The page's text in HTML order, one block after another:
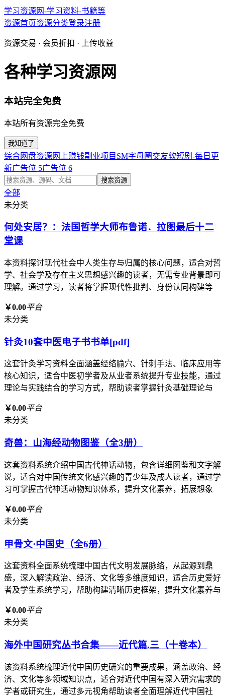
学习资源网-学习资料-书籍等
资源首页资源分类登录注册
资源交易 · 会员折扣 · 上传收益
各种学习资源网
本站完全免费
本站所有资源完全免费
我知道了
综合网盘资源 网上赚钱副业项目 SM字母圈交友软短剧-每日更
新广告位 5广告位 6
搜索资源
全部
未分类
何处安居？：法国哲学大师布鲁诺．拉图最后十二
堂课
本资料探讨现代社会中人类生存与归属的核心问题，适合对哲
学、社会学及存在主义思想感兴趣的读者，无需专业背景即可
理解。通过学习，读者将掌握现代性批判、身份认同构建等
￥0.00平台
未分类
针灸10套中医电子书书单[pdf]
这套针灸学习资料全面涵盖经络腧穴、针刺手法、临床应用等
核心知识，适合中医初学者及从业者系统提升专业技能，通过
理论与实践结合的学习方式，帮助读者掌握针灸基础理论与
￥0.00平台
未分类
奇兽：山海经动物图鉴（全3册）
这套资料系统介绍中国古代神话动物，包含详细图鉴和文字解
说，适合对中国传统文化感兴趣的青少年及成人读者，通过学
习可掌握古代神话动物知识体系，提升文化素养，拓展想象
￥0.00平台
未分类
甲骨文·中国史（全6册）
这套资料全面系统梳理中国古代文明发展脉络，从起源到鼎
盛，深入解读政治、经济、文化等多维度知识，适合历史爱好
者及学生系统学习，帮助构建清晰历史框架，提升文化素养与
￥0.00平台
未分类
海外中国研究丛书合集——近代篇.三（十卷本）
该资料系统梳理近代中国历史研究的重要成果，涵盖政治、经
济、文化等多领域知识点，适合对近代中国有深入研究需求的
学者或研究生，通过多元视角帮助读者全面理解近代中国社